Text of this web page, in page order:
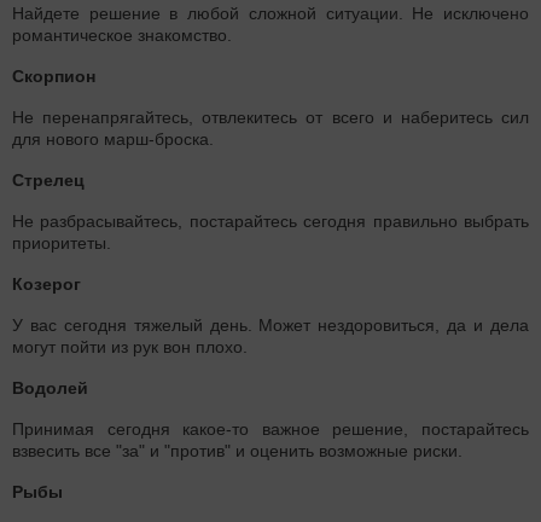
Найдете решение в любой сложной ситуации. Не исключено
романтическое знакомство.
Скорпион
Не перенапрягайтесь, отвлекитесь от всего и наберитесь сил
для нового марш-броска.
Стрелец
Не разбрасывайтесь, постарайтесь сегодня правильно выбрать
приоритеты.
Козерог
У вас сегодня тяжелый день. Может нездоровиться, да и дела
могут пойти из рук вон плохо.
Водолей
Принимая сегодня какое-то важное решение, постарайтесь
взвесить все "за" и "против" и оценить возможные риски.
Рыбы